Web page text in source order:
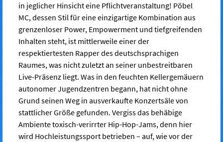
in jeglicher Hinsicht eine Pflichtveranstaltung! Pöbel
MC, dessen Stil für eine einzigartige Kombination aus
grenzenloser Power, Empowerment und tiefgreifenden
Inhalten steht, ist mittlerweile einer der
respektiertesten Rapper des deutschsprachigen
Raumes, was nicht zuletzt an seiner unbestreitbaren
Live-Präsenz liegt. Was in den feuchten Kellergemäuern
autonomer Jugendzentren begann, hat nicht ohne
Grund seinen Weg in ausverkaufte Konzertsäle von
stattlicher Größe gefunden. Vergiss das behäbige
Ambiente toxisch-verirrter Hip-Hop-Jams, denn hier
wird Hochleistungssport betrieben – auf, wie vor der